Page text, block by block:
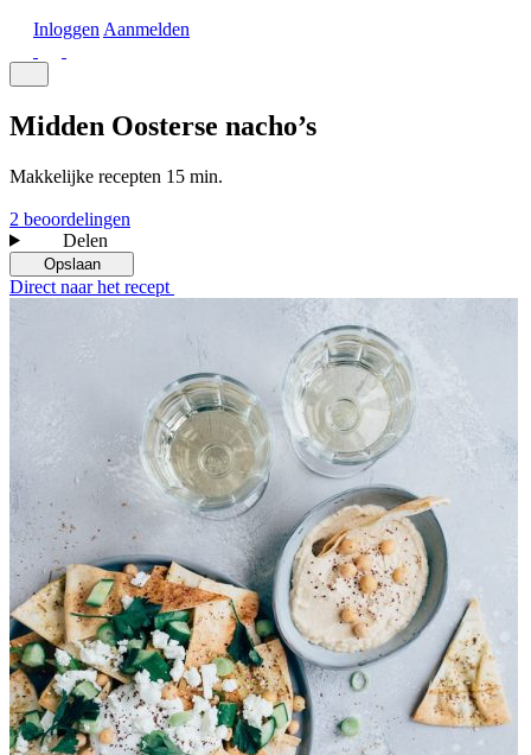
Inloggen Aanmelden
Midden Oosterse nacho’s
Makkelijke recepten 15 min.
2 beoordelingen
Delen
Opslaan
Direct naar het recept